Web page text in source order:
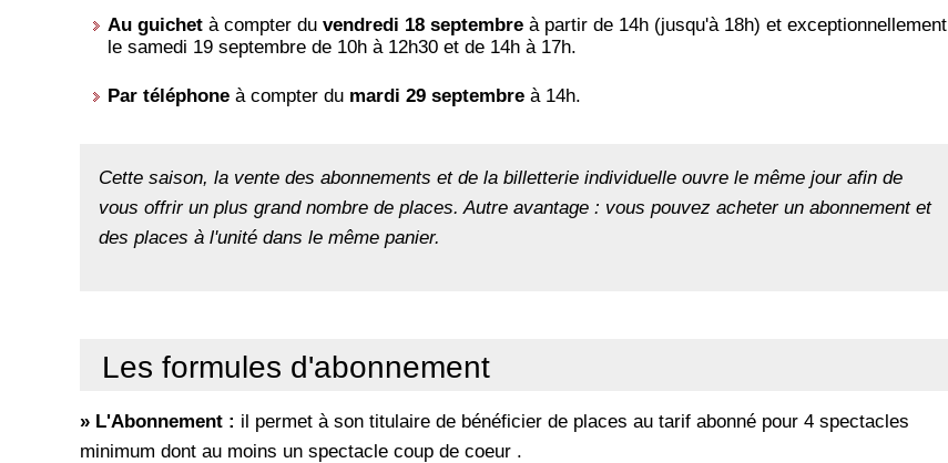
Au guichet à compter du vendredi 18 septembre à partir de 14h (jusqu'à 18h) et exceptionnellement
le samedi 19 septembre de 10h à 12h30 et de 14h à 17h.
Par téléphone à compter du mardi 29 septembre à 14h.
Cette saison, la vente des abonnements et de la billetterie individuelle ouvre le même jour afin de
vous offrir un plus grand nombre de places. Autre avantage : vous pouvez acheter un abonnement et
des places à l'unité dans le même panier.
Les formules d'abonnement
» L'Abonnement : il permet à son titulaire de bénéficier de places au tarif abonné pour 4 spectacles
minimum dont au moins un spectacle coup de coeur .